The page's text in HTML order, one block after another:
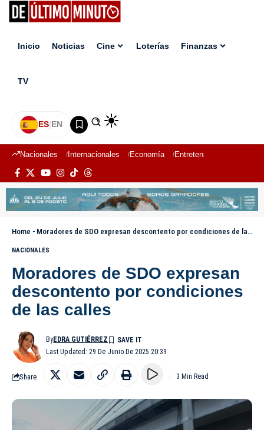
Inicio Noticias Cine Loterías Finanzas
TV
ES|EN
Nacionales Internacionales Economía Entretenimiento
Home - Moradores de SDO expresan descontento por condiciones de las calles
NACIONALES
Moradores de SDO expresan
descontento por condiciones
de las calles
Last Updated: 29 De Junio De 2025 20:39
ByEDRA GUTIÉRREZ
Share 3 Min Read